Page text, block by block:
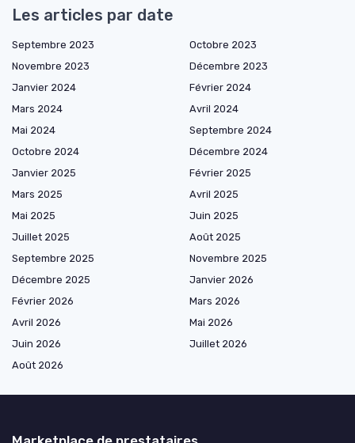
Les articles par date
Septembre 2023
Octobre 2023
Novembre 2023
Décembre 2023
Janvier 2024
Février 2024
Mars 2024
Avril 2024
Mai 2024
Septembre 2024
Octobre 2024
Décembre 2024
Janvier 2025
Février 2025
Mars 2025
Avril 2025
Mai 2025
Juin 2025
Juillet 2025
Août 2025
Septembre 2025
Novembre 2025
Décembre 2025
Janvier 2026
Février 2026
Mars 2026
Avril 2026
Mai 2026
Juin 2026
Juillet 2026
Août 2026